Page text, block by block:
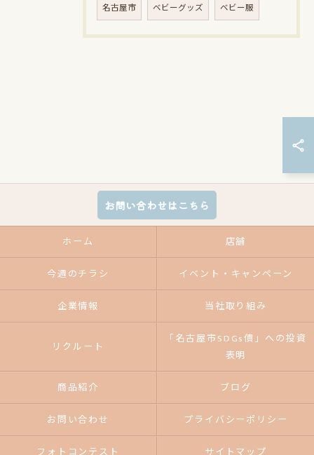
名古屋市 ベビーグッズ ベビー服
お問い合わせはこちら
ホーム 店舗
今週のチラシ イベント・キャンペーン
企業情報 当社取り組み
リクルート
「名古屋市SDGs債」への投資
表明
商品紹介 ブログ
お問い合わせ プライバシーポリシー